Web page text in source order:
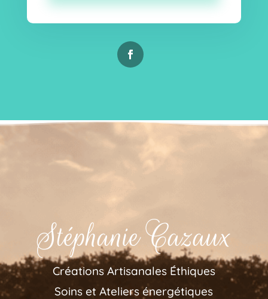
Stéphanie Cazaux
Créations Artisanales Éthiques
Soins et Ateliers énergétiques